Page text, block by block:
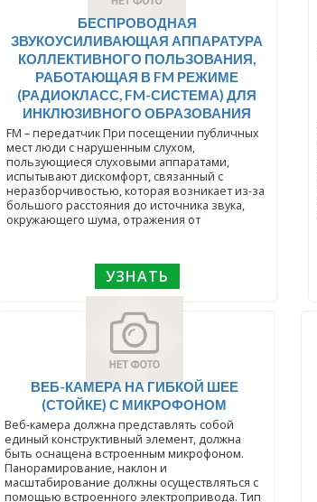
БЕСПРОВОДНАЯ
ЗВУКОУСИЛИВАЮЩАЯ АППАРАТУРА
КОЛЛЕКТИВНОГО ПОЛЬЗОВАНИЯ,
РАБОТАЮЩАЯ В FM РЕЖИМЕ
(РАДИОКЛАСС, FM-СИСТЕМА) ДЛЯ
ИНКЛЮЗИВНОГО ОБРАЗОВАНИЯ
FM – передатчик При посещении публичных
мест люди с нарушенным слухом,
пользующиеся слуховыми аппаратами,
испытывают дискомфорт, связанный с
неразборчивостью, которая возникает из-за
большого расстояния до источника звука,
окружающего шума, отражения от
УЗНАТЬ
ВЕБ-КАМЕРА НА ГИБКОЙ ШЕЕ
(СТОЙКЕ) С МИКРОФОНОМ
Веб-камера должна представлять собой
единый конструктивный элемент, должна
быть оснащена встроенным микрофоном.
Панорамирование, наклон и
масштабирование должны осуществляться с
помощью встроенного электропривода. Тип